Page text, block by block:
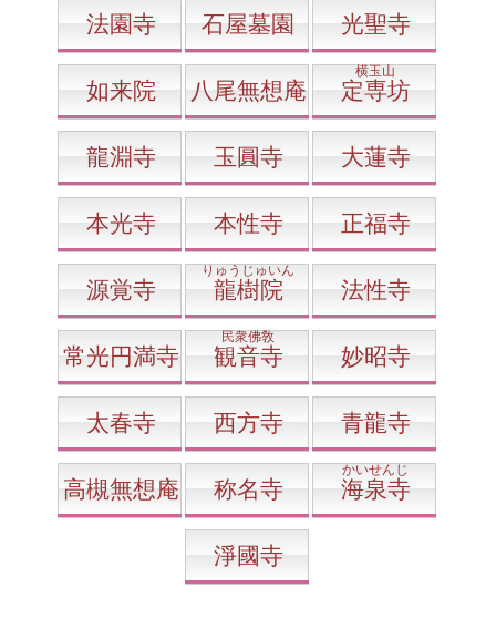
法園寺 石屋墓園 光聖寺
如来院 八尾無想庵
横玉山
定専坊
龍淵寺 玉圓寺 大蓮寺
本光寺 本性寺 正福寺
源覚寺
りゅうじゅいん
龍樹院 法性寺
常光円満寺
民衆佛敎
観音寺 妙昭寺
太春寺 西方寺 青龍寺
高槻無想庵 称名寺
かいせんじ
海泉寺
淨國寺